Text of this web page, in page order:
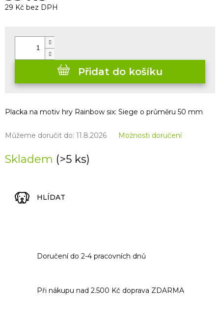
29 Kč bez DPH
Skladem (>5 ks)
Můžeme doručit do: 11.8.2026 Možnosti doručení
Přidat do košíku
Placka na motiv hry Rainbow six: Siege o průměru 50 mm
HLÍDAT
Doručení do 2-4 pracovních dnů
Při nákupu nad 2.500 Kč doprava ZDARMA